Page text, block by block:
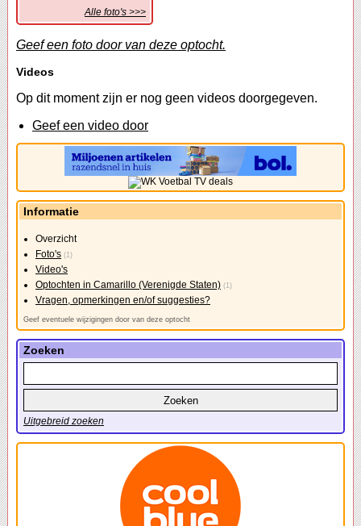
Alle foto's >>>
Geef een foto door van deze optocht.
Videos
Op dit moment zijn er nog geen videos doorgegeven.
Geef een video door
Informatie
Overzicht
Foto's (1)
Video's
Optochten in Camarillo (Verenigde Staten) (1)
Vragen, opmerkingen en/of suggesties?
Geef eventuele wijzigingen door van deze optocht
Zoeken
Uitgebreid zoeken